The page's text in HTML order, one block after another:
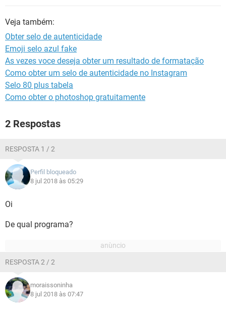
Veja também:
Obter selo de autenticidade
Emoji selo azul fake
As vezes voce deseja obter um resultado de formatação
Como obter um selo de autenticidade no Instagram
Selo 80 plus tabela
Como obter o photoshop gratuitamente
2 Respostas
RESPOSTA 1 / 2
Perfil bloqueado
8 jul 2018 às 05:29
Oi
De qual programa?
RESPOSTA 2 / 2
moraissoninha
8 jul 2018 às 07:47